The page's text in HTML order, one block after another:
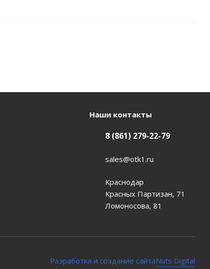
Наши контакты
8 (861) 279-22-79
sales@otk1.ru
Краснодар
Красных Партизан, 71
Ломоносова, 81
Разработка и создание сайтаNuts Digital